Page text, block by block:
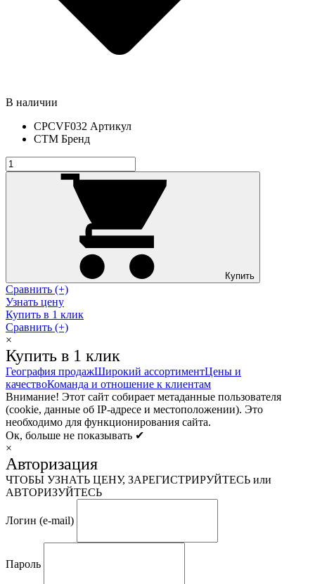
В наличии
CPCVF032 Артикул
СТМ Бренд
Купить
Сравнить (+)
Узнать цену
Купить в 1 клик
Сравнить (+)
×
Купить в 1 клик
География продажШирокий ассортиментЦены и
качествоКоманда и отношение к клиентам
Внимание! Этот сайт собирает метаданные пользователя
(cookie, данные об IP-адресе и местоположении). Это
необходимо для функционирования сайта.
Ок, больше не показывать ✔
×
Авторизация
ЧТОБЫ УЗНАТЬ ЦЕНУ, ЗАРЕГИСТРИРУЙТЕСЬ или
АВТОРИЗУЙТЕСЬ
Логин (e-mail)
Пароль